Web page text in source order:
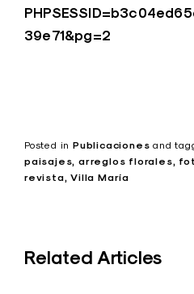
39e71&pg=2
Posted in Publicaciones and
paisajes arreglos florales
revista Villa María
Related Articles